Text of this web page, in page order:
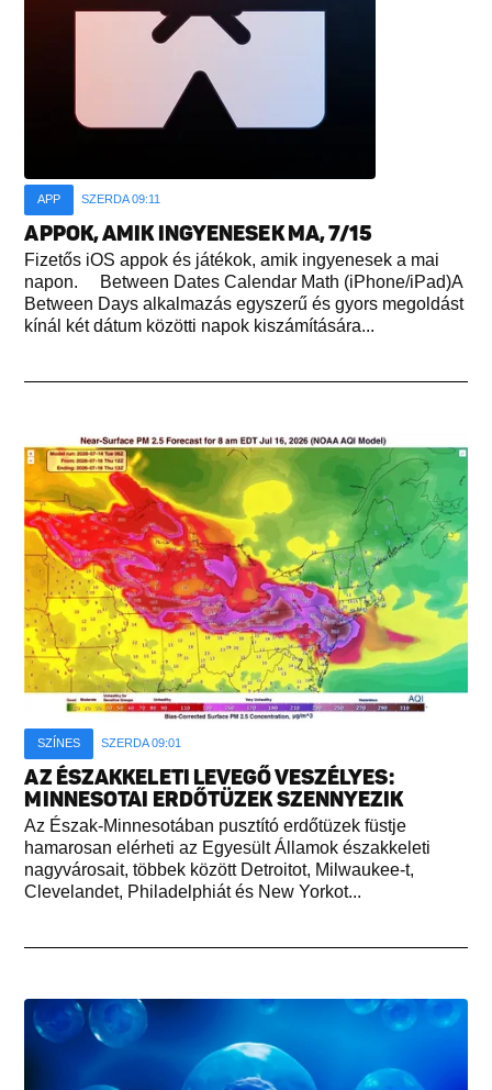
APP SZERDA 09:11
APPOK, AMIK INGYENESEK MA, 7/15
Fizetős iOS appok és játékok, amik ingyenesek a mai
napon. Between Dates Calendar Math (iPhone/iPad)A
Between Days alkalmazás egyszerű és gyors megoldást
kínál két dátum közötti napok kiszámítására...
SZÍNES SZERDA 09:01
AZ ÉSZAKKELETI LEVEGŐ VESZÉLYES:
MINNESOTAI ERDŐTÜZEK SZENNYEZIK
Az Észak-Minnesotában pusztító erdőtüzek füstje
hamarosan elérheti az Egyesült Államok északkeleti
nagyvárosait, többek között Detroitot, Milwaukee-t,
Clevelandet, Philadelphiát és New Yorkot...